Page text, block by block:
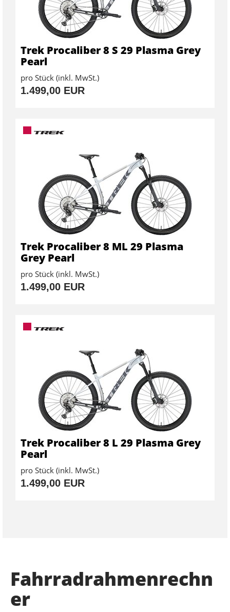
Trek Procaliber 8 S 29 Plasma Grey
Pearl
pro Stück (inkl. MwSt.)
1.499,00 EUR
Trek Procaliber 8 ML 29 Plasma
Grey Pearl
pro Stück (inkl. MwSt.)
1.499,00 EUR
Trek Procaliber 8 L 29 Plasma Grey
Pearl
pro Stück (inkl. MwSt.)
1.499,00 EUR
Fahrradrahmenrechn
er